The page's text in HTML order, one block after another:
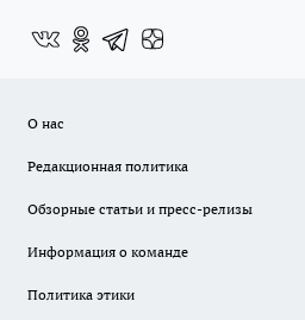
О нас
Редакционная политика
Обзорные статьи и пресс-релизы
Информация о команде
Политика этики